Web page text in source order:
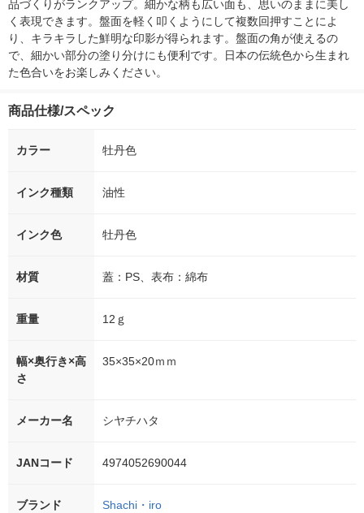
品づくりがランクアップ。細かな柄も広い面も、思いのままに美し
く表現できます。盤面を軽く叩くようにして複数回押すことによ
り、キラキラした鮮明な印影が得られます。盤面の角が使えるの
で、細かい部分の塗り分けにも便利です。日本の伝統色から生まれ
た色合いをお楽しみください。
商品仕様/スペック
カラー 牡丹色
インク種類 油性
インク色 牡丹色
材質 蓋：PS、表布：綿布
重量 12ｇ
幅×奥行き×高
さ
35×35×20ｍｍ
メーカー名 シヤチハタ
JANコード 4974052690044
ブランド Shachi・iro